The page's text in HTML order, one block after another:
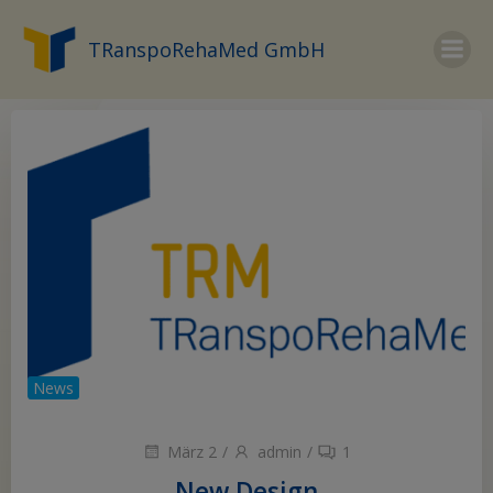
Inhalt
TRanspoRehaMed GmbH
News
März 2 / admin / 1